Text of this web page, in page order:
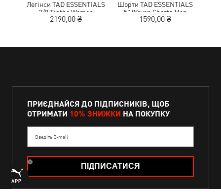
Легінси TAD ESSENTIALS
7/8 Tigths Women
2190,00 ₴
Шорти TAD ESSENTIALS
5" Woven Shorts Men
1590,00 ₴
ПРИЄДНАЙСЯ ДО ПІДПИСНИКІВ, ЩОБ
ОТРИМАТИ 10% ЗНИЖКИ НА ПОКУПКУ
Введіть E-mail
ПІДПИСАТИСЯ